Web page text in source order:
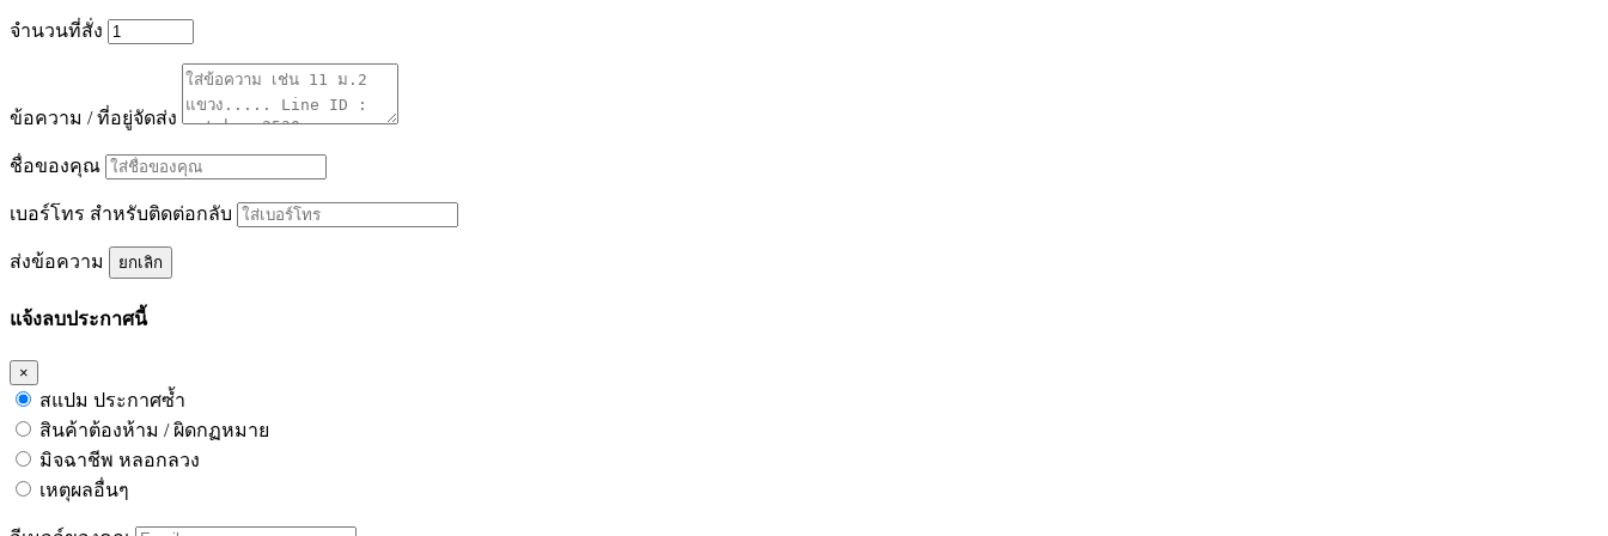
จำนวนที่สั่ง
ข้อความ / ที่อยู่จัดส่ง
ชื่อของคุณ
เบอร์โทร สำหรับติดต่อกลับ
ส่งข้อความ ยกเลิก
แจ้งลบประกาศนี้
×
สแปม ประกาศซ้ำ
สินค้าต้องห้าม / ผิดกฏหมาย
มิจฉาชีพ หลอกลวง
เหตุผลอื่นๆ